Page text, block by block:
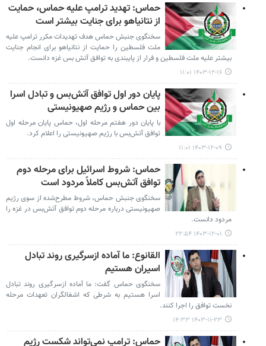
حماس: تهدید ترامپ علیه حماس، حمایت
از نتانیاهو برای جنایت بیشتر است
سخنگوی جنبش حماس هدف تهدیدات مکرر ترامپ علیه
ملت فلسطین را حمایت از نتانیاهو برای انجام جنایت
بیشتر علیه ملت فلسطین و فرار از پایبندی به توافق آتش بس غزه دانست.
۱۴۰۳-۱۲-۱۶ ۱۱:۰۱
پایان دور اول توافق آتش‌بس و تبادل اسرا
بین حماس و رژیم صهیونیستی
با پایان دور هفتم مرحله اول، حماس پایان مرحله اول
توافق آتش‌بس با رژیم صهیونیستی را اعلام کرد.
۱۴۰۳-۱۲-۰۹ ۱۱:۰۱
حماس: شروط اسرائیل برای مرحله دوم
توافق آتش‌بس کاملاً مردود است
سخنگوی جنبش حماس، شروط مطرح‌شده از سوی رژیم
صهیونیستی درباره مرحله دوم توافق آتش‌بس در غزه را
مردود دانست.
۱۴۰۳-۱۲-۰۱ ۲۲:۵۴
القانوع: ما آماده ازسرگیری روند تبادل
اسیران هستیم
سخنگوی حماس گفت: ما آماده ازسرگیری روند تبادل
اسرا هستیم به شرطی که اشغالگران تعهدات مرحله
نخست توافق را اجرا کنند.
۱۴۰۳-۱۱-۲۳ ۱۴:۳۳
حماس: ترامپ نمی‌تواند شکست رژیم